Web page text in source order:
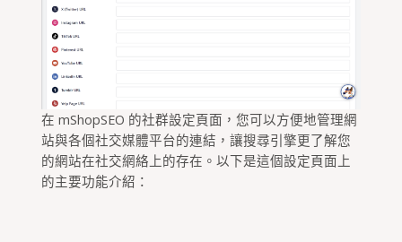
在 mShopSEO 的社群設定頁面，您可以方便地管理網
站與各個社交媒體平台的連結，讓搜尋引擎更了解您
的網站在社交網絡上的存在。以下是這個設定頁面上
的主要功能介紹：